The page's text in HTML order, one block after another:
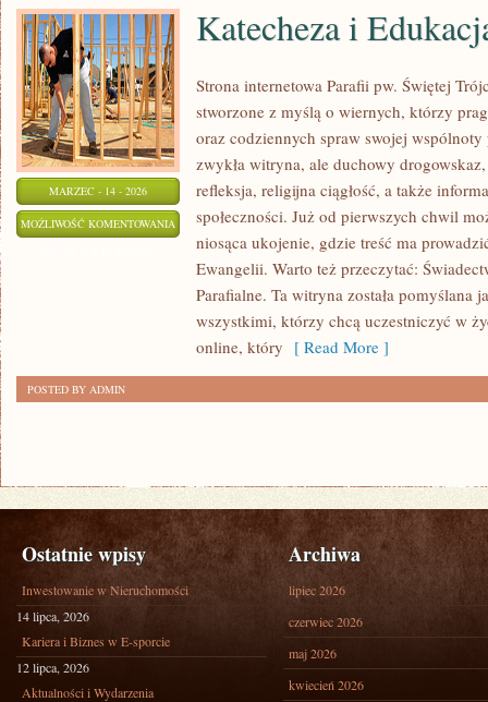
MARZEC - 14 - 2026
MOŻLIWOŚĆ KOMENTOWANIA KATECHEZA
EDUKACJA
RELIGIJNA
Katecheza i
Strona internetowa Parafii pw. Świętej
stworzone z myślą o wiernych, którzy
oraz codziennych spraw swojej
zwykła witryna, ale duchowy
refleksja, religijna ciągłość, a także
społeczności. Już od pierwszych chwil
niosąca ukojenie, gdzie treść ma
Ewangelii. Warto też przeczytać:
Parafialne. Ta witryna została pomyślana
wszystkimi, którzy chcą uczestniczyć w
online, który [ Read More ]
POSTED BY ADMIN
Ostatnie wpisy
Inwestowanie w Nieruchomości
14 lipca, 2026
Kariera i Biznes w E-sporcie
12 lipca, 2026
Aktualności i Wydarzenia
Archiwa
lipiec 2026
czerwiec 2026
maj 2026
kwiecień 2026